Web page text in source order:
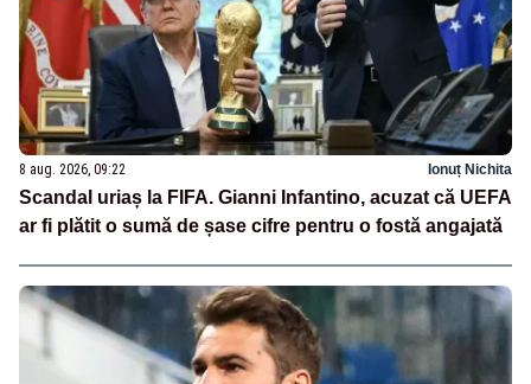
8 aug. 2026, 09:22 Ionuț Nichita
Scandal uriaș la FIFA. Gianni Infantino, acuzat că UEFA
ar fi plătit o sumă de șase cifre pentru o fostă angajată